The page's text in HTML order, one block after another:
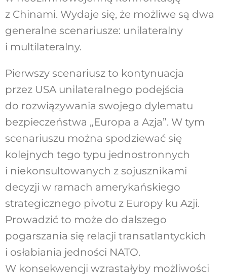
z Chinami. Wydaje się, że możliwe są dwa
generalne scenariusze: unilateralny
i multilateralny.
Pierwszy scenariusz to kontynuacja
przez USA unilateralnego podejścia
do rozwiązywania swojego dylematu
bezpieczeństwa „Europa a Azja”. W tym
scenariuszu można spodziewać się
kolejnych tego typu jednostronnych
i niekonsultowanych z sojusznikami
decyzji w ramach amerykańskiego
strategicznego pivotu z Europy ku Azji.
Prowadzić to może do dalszego
pogarszania się relacji transatlantyckich
i osłabiania jedności NATO.
W konsekwencji wzrastałyby możliwości